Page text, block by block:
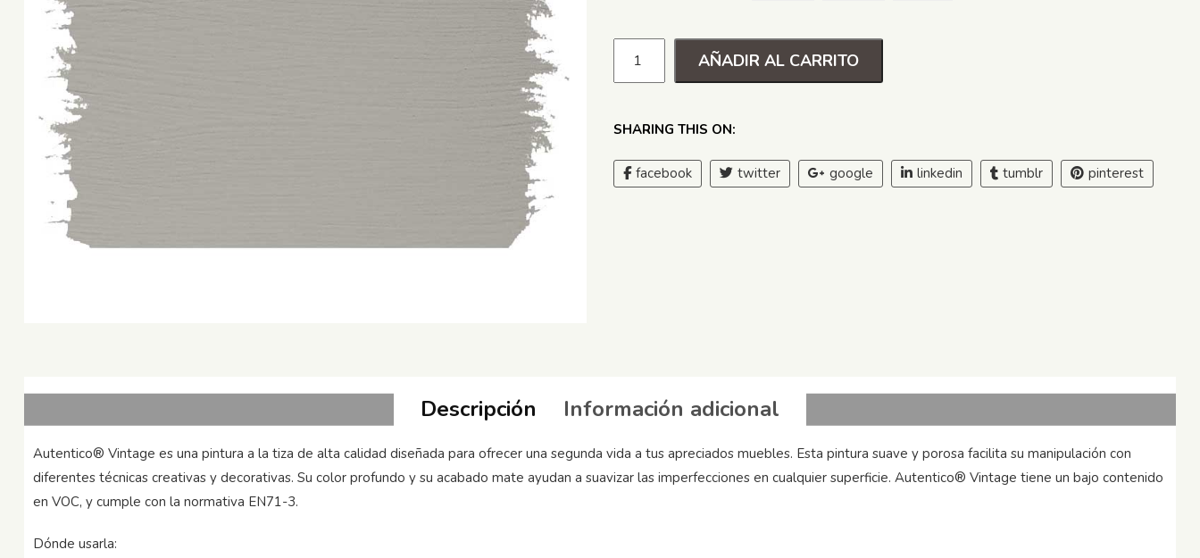
AÑADIR AL CARRITO
SHARING THIS ON:
facebook twitter google linkedin tumblr pinterest
Descripción Información adicional
Autentico® Vintage es una pintura a la tiza de alta calidad diseñada para ofrecer una segunda vida a tus apreciados muebles. Esta pintura suave y porosa facilita su manipulación con
diferentes técnicas creativas y decorativas. Su color profundo y su acabado mate ayudan a suavizar las imperfecciones en cualquier superficie. Autentico® Vintage tiene un bajo contenido
en VOC, y cumple con la normativa EN71-3.
Dónde usarla: